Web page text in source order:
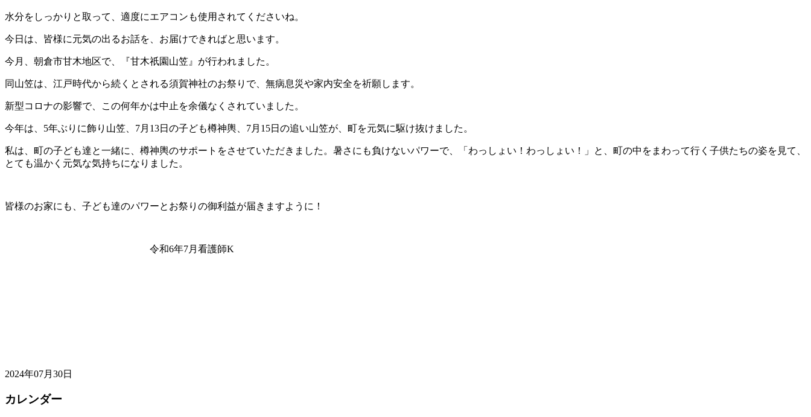
水分をしっかりと取って、適度にエアコンも使用されてくださいね。
今日は、皆様に元気の出るお話を、お届けできればと思います。
今月、朝倉市甘木地区で、『甘木祇園山笠』が行われました。
同山笠は、江戸時代から続くとされる須賀神社のお祭りで、無病息災や家内安全を祈願します。
新型コロナの影響で、この何年かは中止を余儀なくされていました。
今年は、5年ぶりに飾り山笠、7月13日の子ども樽神輿、7月15日の追い山笠が、町を元気に駆け抜けました。
私は、町の子ども達と一緒に、樽神輿のサポートをさせていただきました。暑さにも負けないパワーで、「わっしょい！わっしょい！」と、町の中をまわって行く子供たちの姿を見て、
とても温かく元気な気持ちになりました。
皆様のお家にも、子ども達のパワーとお祭りの御利益が届きますように！
令和6年7月看護師K
2024年07月30日
カレンダー